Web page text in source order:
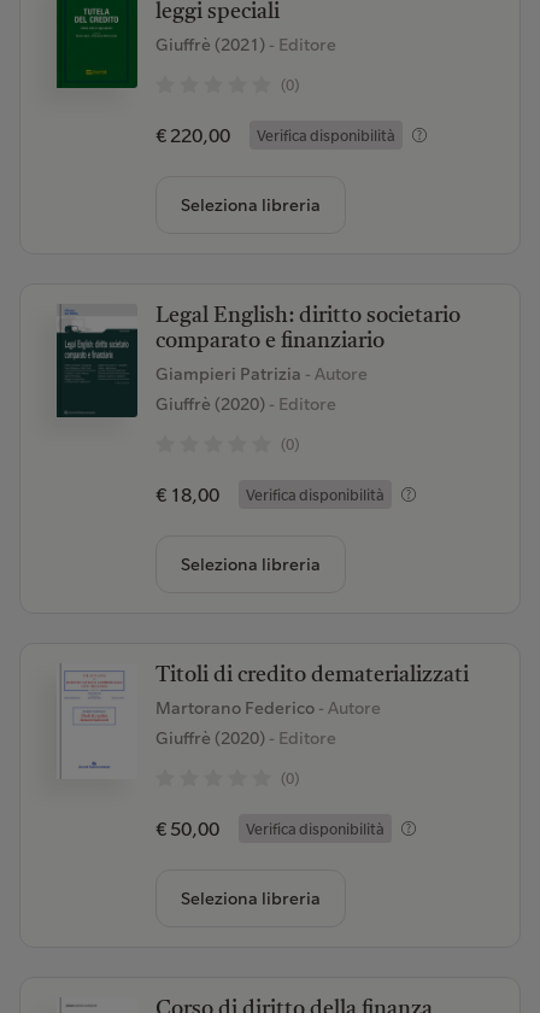
leggi speciali
Giuffrè (2021)- Editore
(0)
€ 220,00 Verifica disponibilità
Seleziona libreria
Legal English: diritto societario
comparato e finanziario
Giampieri Patrizia - Autore
Giuffrè (2020)- Editore
(0)
€ 18,00 Verifica disponibilità
Seleziona libreria
Titoli di credito dematerializzati
Martorano Federico - Autore
Giuffrè (2020)- Editore
(0)
€ 50,00 Verifica disponibilità
Seleziona libreria